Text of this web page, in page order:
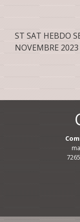
ST SAT HEBDO
NOVEMBRE 2023